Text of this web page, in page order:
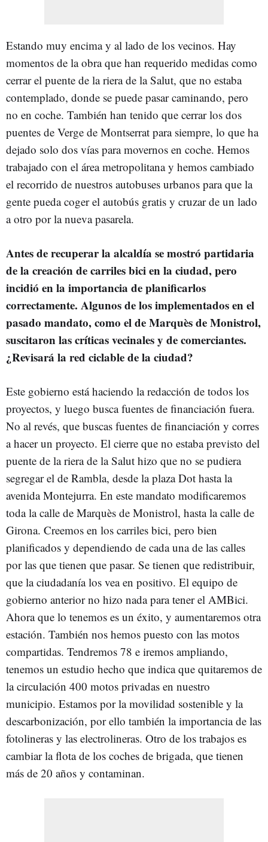
Estando muy encima y al lado de los vecinos. Hay
momentos de la obra que han requerido medidas como
cerrar el puente de la riera de la Salut, que no estaba
contemplado, donde se puede pasar caminando, pero
no en coche. También han tenido que cerrar los dos
puentes de Verge de Montserrat para siempre, lo que ha
dejado solo dos vías para movernos en coche. Hemos
trabajado con el área metropolitana y hemos cambiado
el recorrido de nuestros autobuses urbanos para que la
gente pueda coger el autobús gratis y cruzar de un lado
a otro por la nueva pasarela.
Antes de recuperar la alcaldía se mostró partidaria
de la creación de carriles bici en la ciudad, pero
incidió en la importancia de planificarlos
correctamente. Algunos de los implementados en el
pasado mandato, como el de Marquès de Monistrol,
suscitaron las críticas vecinales y de comerciantes.
¿Revisará la red ciclable de la ciudad?
Este gobierno está haciendo la redacción de todos los
proyectos, y luego busca fuentes de financiación fuera.
No al revés, que buscas fuentes de financiación y corres
a hacer un proyecto. El cierre que no estaba previsto del
puente de la riera de la Salut hizo que no se pudiera
segregar el de Rambla, desde la plaza Dot hasta la
avenida Montejurra. En este mandato modificaremos
toda la calle de Marquès de Monistrol, hasta la calle de
Girona. Creemos en los carriles bici, pero bien
planificados y dependiendo de cada una de las calles
por las que tienen que pasar. Se tienen que redistribuir,
que la ciudadanía los vea en positivo. El equipo de
gobierno anterior no hizo nada para tener el AMBici.
Ahora que lo tenemos es un éxito, y aumentaremos otra
estación. También nos hemos puesto con las motos
compartidas. Tendremos 78 e iremos ampliando,
tenemos un estudio hecho que indica que quitaremos de
la circulación 400 motos privadas en nuestro
municipio. Estamos por la movilidad sostenible y la
descarbonización, por ello también la importancia de las
fotolineras y las electrolineras. Otro de los trabajos es
cambiar la flota de los coches de brigada, que tienen
más de 20 años y contaminan.